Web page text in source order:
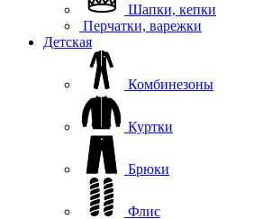
Шапки, кепки
Перчатки, варежки
Детская
Комбинезоны
Куртки
Брюки
Флис